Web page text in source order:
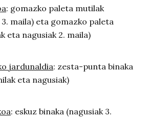
: gomazko paleta mutilak
3. maila) eta gomazko paleta
eta nagusiak 2. maila)
jardunaldia: zesta-punta binaka
eta nagusiak)
: eskuz binaka (nagusiak 3.